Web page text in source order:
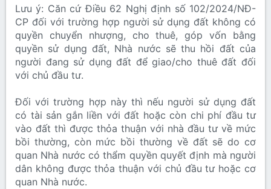
Lưu ý: Căn cứ Điều 62 Nghị định số 102/2024/NĐ-
CP đối với trường hợp người sử dụng đất không có
quyền chuyển nhượng, cho thuê, góp vốn bằng
quyền sử dụng đất, Nhà nước sẽ thu hồi đất của
người đang sử dụng đất để giao/cho thuê đất đối
với chủ đầu tư.
Đối với trường hợp này thì nếu người sử dụng đất
có tài sản gắn liền với đất hoặc còn chi phí đầu tư
vào đất thì được thỏa thuận với nhà đầu tư về mức
bồi thường, còn mức bồi thường về đất sẽ do cơ
quan Nhà nước có thẩm quyền quyết định mà người
dân không được thỏa thuận với chủ đầu tư hoặc cơ
quan Nhà nước.